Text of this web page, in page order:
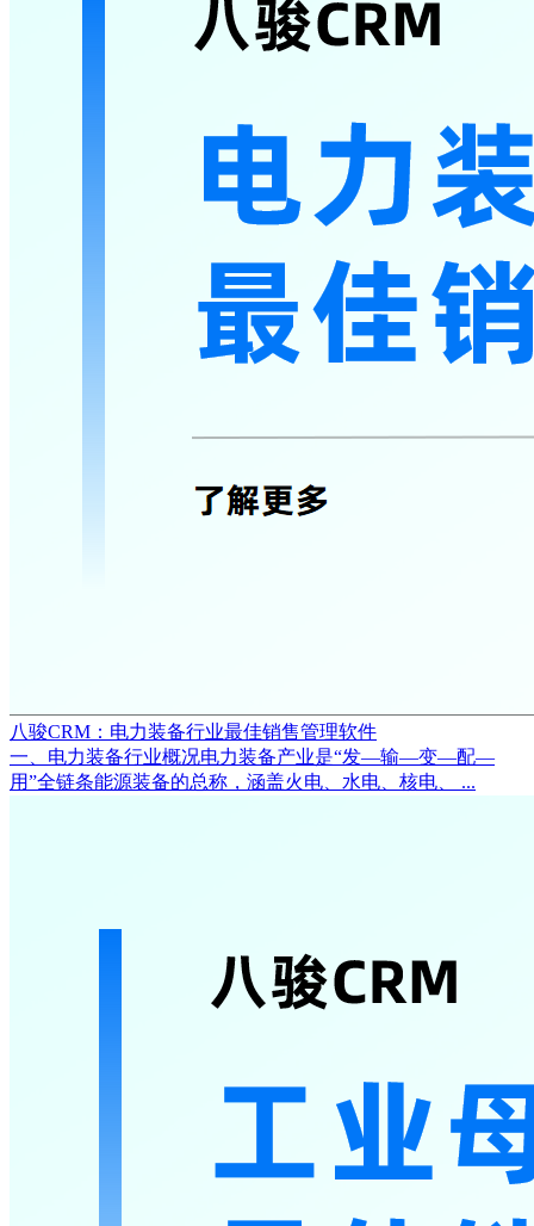
八骏CRM：电力装备行业最佳销售管理软件
一、电力装备行业概况电力装备产业是“发—输—变—配—
用”全链条能源装备的总称，涵盖火电、水电、核电、 ...